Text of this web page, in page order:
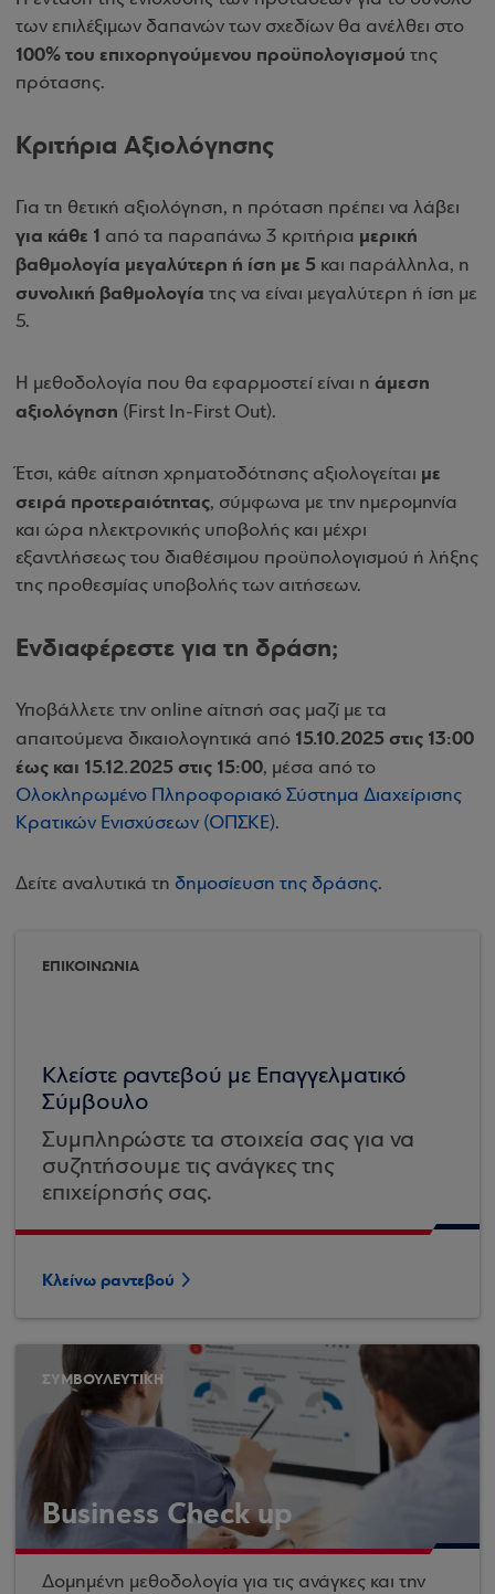
των επιλέξιμων δαπανών των σχεδίων θα ανέλθει στο
100% του επιχορηγούμενου προϋπολογισμού της
πρότασης.
Κριτήρια Αξιολόγησης
Για τη θετική αξιολόγηση, η πρόταση πρέπει να λάβει
για κάθε 1 από τα παραπάνω 3 κριτήρια μερική
βαθμολογία μεγαλύτερη ή ίση με 5 και παράλληλα, η
συνολική βαθμολογία της να είναι μεγαλύτερη ή ίση με
5.
Η μεθοδολογία που θα εφαρμοστεί είναι η άμεση
αξιολόγηση (First In-First Out).
Έτσι, κάθε αίτηση χρηματοδότησης αξιολογείται με
σειρά προτεραιότητας, σύμφωνα με την ημερομηνία
και ώρα ηλεκτρονικής υποβολής και μέχρι
εξαντλήσεως του διαθέσιμου προϋπολογισμού ή λήξης
της προθεσμίας υποβολής των αιτήσεων.
Ενδιαφέρεστε για τη δράση;
Υποβάλλετε την online αίτησή σας μαζί με τα
απαιτούμενα δικαιολογητικά από 15.10.2025 στις 13:00
έως και 15.12.2025 στις 15:00, μέσα από το
Ολοκληρωμένο Πληροφοριακό Σύστημα Διαχείρισης
Κρατικών Ενισχύσεων (ΟΠΣΚΕ).
Δείτε αναλυτικά τη δημοσίευση της δράσης.
ΕΠΙΚΟΙΝΩΝΙΑ
Κλείστε ραντεβού με Επαγγελματικό
Σύμβουλο
Συμπληρώστε τα στοιχεία σας για να
συζητήσουμε τις ανάγκες της
επιχείρησής σας.
Κλείνω ραντεβού
ΣΥΜΒΟΥΛΕΥΤΙΚΗ
Business Check up
Δομημένη μεθοδολογία για τις ανάγκες και την